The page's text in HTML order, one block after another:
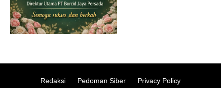
Redaksi Pedoman Siber Privacy Policy